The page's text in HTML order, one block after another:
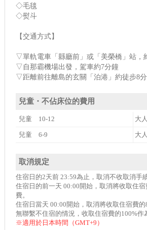
◇毛毯
◇熨斗
【交通方式】
▽單軌電車「縣廳前」或「美榮橋」站，
▽自那霸機場出發，駕車約7分鐘
▽距離前往離島的玄關「泊港」約徒步8
兒童・不佔床位的費用
兒童 10-12 大
兒童 6-9 大
取消規定
住宿日的2天前 23:59為止，取消不收取消手
住宿日的前一天 00:00開始，取消將收取住
費。
住宿日當天 00:00開始，取消將收取住宿費的
無聯繫不住宿的情況，收取住宿費的100%作
※適用於日本時間（GMT+9）